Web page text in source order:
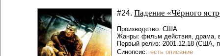
#24. Падение «Чёрного
Производство: США
Жанры: фильм действия, драма,
Первый релиз: 2001.12.18 (США,
Синопсис: есть описание